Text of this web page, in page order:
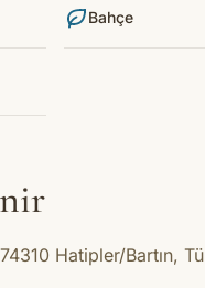
Bahçe
Hatipler/Bartın,